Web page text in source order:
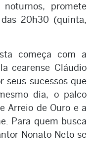
promete
20h30 (quinta,
começa com a
cearense Cláudio
seus sucessos que
dia, o palco
Arreio de Ouro e a
Para quem busca
Nonato Neto se